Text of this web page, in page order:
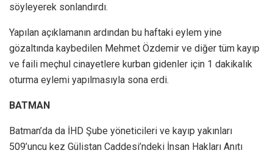
söyleyerek sonlandırdı.
Yapılan açıklamanın ardından bu haftaki eylem yine
gözaltında kaybedilen Mehmet Özdemir ve diğer tüm kayıp
ve faili meçhul cinayetlere kurban gidenler için 1 dakikalık
oturma eylemi yapılmasıyla sona erdi.
BATMAN
Batman’da da İHD Şube yöneticileri ve kayıp yakınları
509’uncu kez Gülistan Caddesi’ndeki İnsan Hakları Anıtı